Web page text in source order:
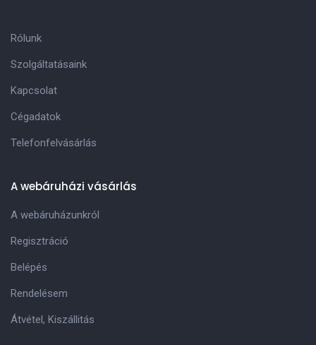
Rólunk
Szolgáltatásaink
Kapcsolat
Cégadatok
Telefonfelvásárlás
A webáruházi vásárlás
A webáruházunkról
Regisztráció
Belépés
Rendelésem
Átvétel, Kiszállitás